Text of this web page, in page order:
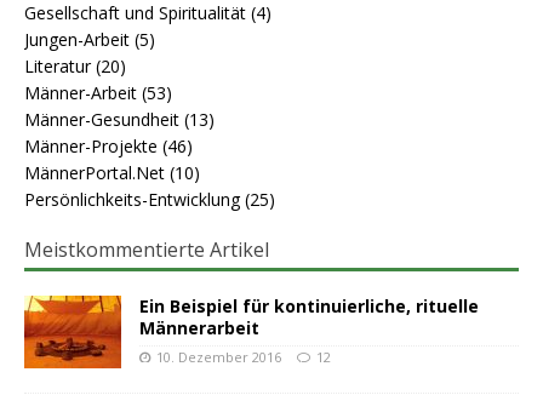
Gesellschaft und Spiritualität (4)
Jungen-Arbeit (5)
Literatur(20)
Männer-Arbeit (53)
Männer-Gesundheit (13)
Männer-Projekte (46)
MännerPortal.Net (10)
Persönlichkeits-Entwicklung(25)
Meistkommentierte Artikel
Ein Beispiel für kontinuierliche, rituelle
Männerarbeit
10. Dezember 2016 12